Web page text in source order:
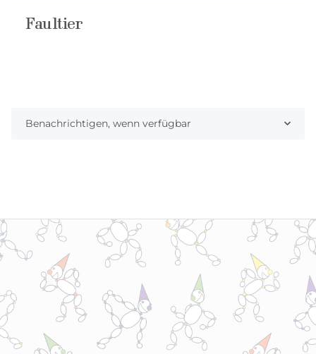
Faultier
Benachrichtigen, wenn verfügbar